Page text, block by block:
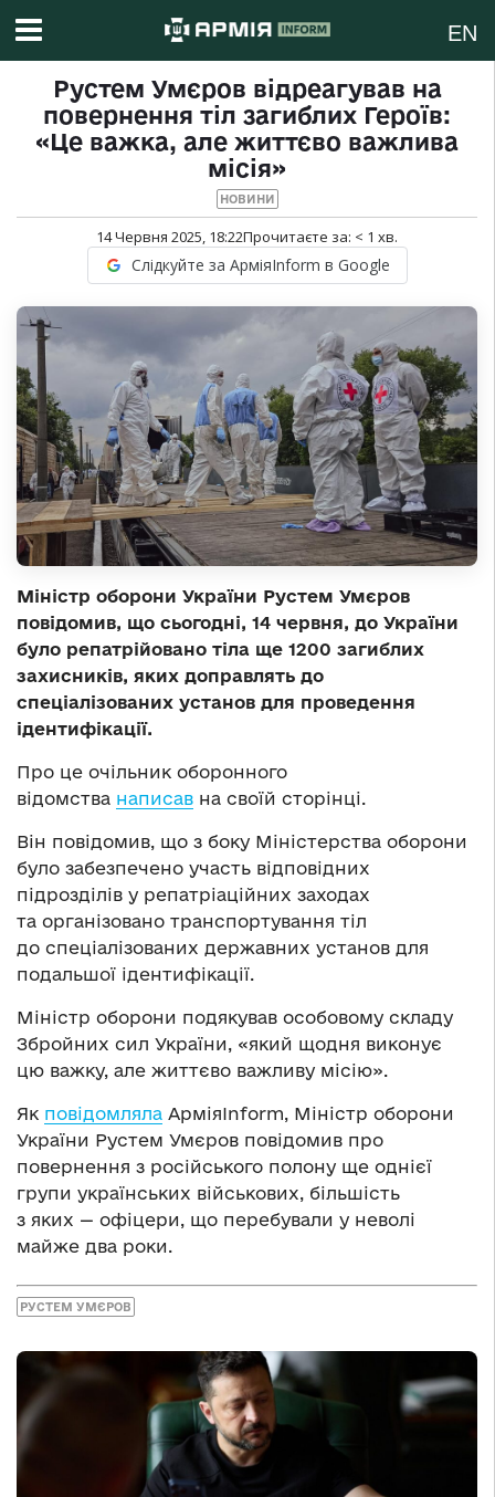
EN
Рустем Умєров відреагував на
повернення тіл загиблих Героїв:
«Це важка, але життєво важлива
місія»
НОВИНИ
14 Червня 2025, 18:22Прочитаєте за: < 1 хв.
Слідкуйте за АрміяInform в Google
Міністр оборони України Рустем Умєров
повідомив, що сьогодні, 14 червня, до України
було репатрійовано тіла ще 1200 загиблих
захисників, яких доправлять до
спеціалізованих установ для проведення
ідентифікації.
Про це очільник оборонного
відомства написав на своїй сторінці.
Він повідомив, що з боку Міністерства оборони
було забезпечено участь відповідних
підрозділів у репатріаційних заходах
та організовано транспортування тіл
до спеціалізованих державних установ для
подальшої ідентифікації.
Міністр оборони подякував особовому складу
Збройних сил України, «який щодня виконує
цю важку, але життєво важливу місію».
Як повідомляла АрміяInform, Міністр оборони
України Рустем Умєров повідомив про
повернення з російського полону ще однієї
групи українських військових, більшість
з яких — офіцери, що перебували у неволі
майже два роки.
РУСТЕМ УМЄРОВ